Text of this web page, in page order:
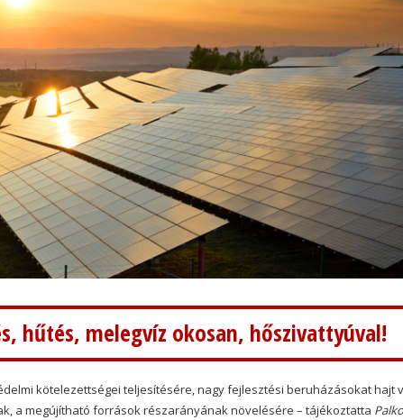
hűtés, melegvíz okosan, hőszivattyúval!
kötelezettségei teljesítésére, nagy fejlesztési beruházásokat hajt
a megújítható források részarányának növelésére – tájékoztatta